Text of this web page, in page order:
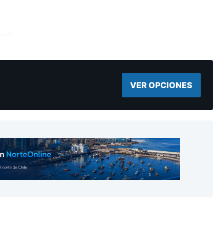
VER OPCIONES